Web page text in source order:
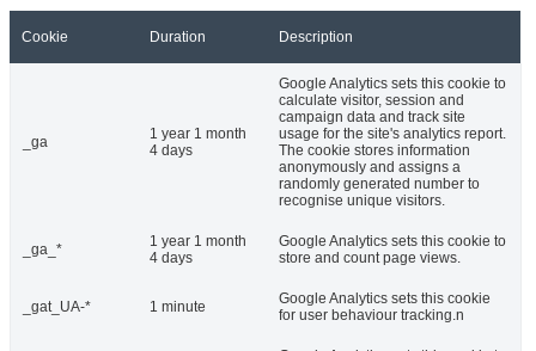
Cookie Duration Description
_ga
1 year 1 month
4 days
Google Analytics sets this cookie to
calculate visitor, session and
campaign data and track site
usage for the site's analytics report.
The cookie stores information
anonymously and assigns a
randomly generated number to
recognise unique visitors.
_ga_*
1 year 1 month
4 days
Google Analytics sets this cookie to
store and count page views.
_gat_UA-* 1 minute
Google Analytics sets this cookie
for user behaviour tracking.n